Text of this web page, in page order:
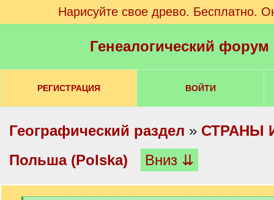
Нарисуйте свое древо. Бесплатно.
Генеалогический
РЕГИСТРАЦИЯ ВОЙТИ
Географический раздел » СТРАНЫ
Польша (Polska)
Вниз ⇊